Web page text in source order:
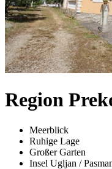
Region
Meerblick
Ruhige Lage
Großer Garten
Insel Ugljan /